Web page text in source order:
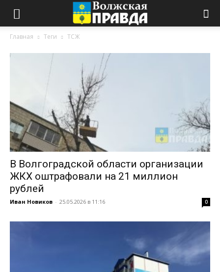
Главная Теги ТСЖ
В Волгоградской области организации
ЖКХ оштрафовали на 21 миллион
рублей
Иван Новиков - 25.05.2026 в 11:16 0